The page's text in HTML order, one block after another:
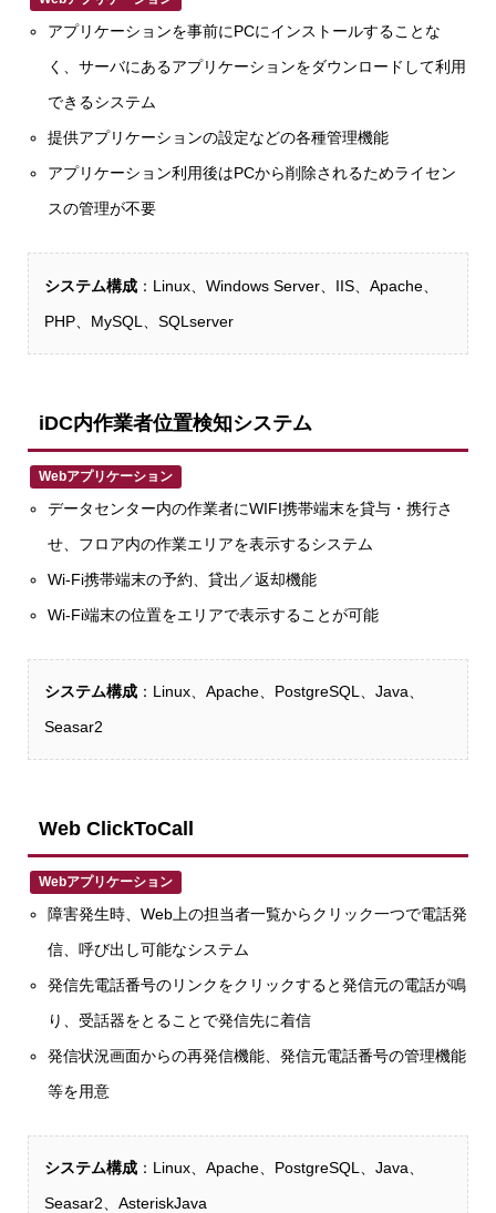
アプリケーションを事前にPCにインストールすることな
く、サーバにあるアプリケーションをダウンロードして利用
できるシステム
提供アプリケーションの設定などの各種管理機能
アプリケーション利用後はPCから削除されるためライセン
スの管理が不要
システム構成 ：Linux、Windows Server、IIS、Apache、
PHP、MySQL、SQLserver
iDC内作業者位置検知システム
Webアプリケーション
データセンター内の作業者にWIFI携帯端末を貸与・携行さ
せ、フロア内の作業エリアを表示するシステム
Wi-Fi携帯端末の予約、貸出／返却機能
Wi-Fi端末の位置をエリアで表示することが可能
システム構成 ：Linux、Apache、PostgreSQL、Java、
Seasar2
Web ClickToCall
Webアプリケーション
障害発生時、Web上の担当者一覧からクリック一つで電話発
信、呼び出し可能なシステム
発信先電話番号のリンクをクリックすると発信元の電話が鳴
り、受話器をとることで発信先に着信
発信状況画面からの再発信機能、発信元電話番号の管理機能
等を用意
システム構成 ：Linux、Apache、PostgreSQL、Java、
Seasar2、AsteriskJava